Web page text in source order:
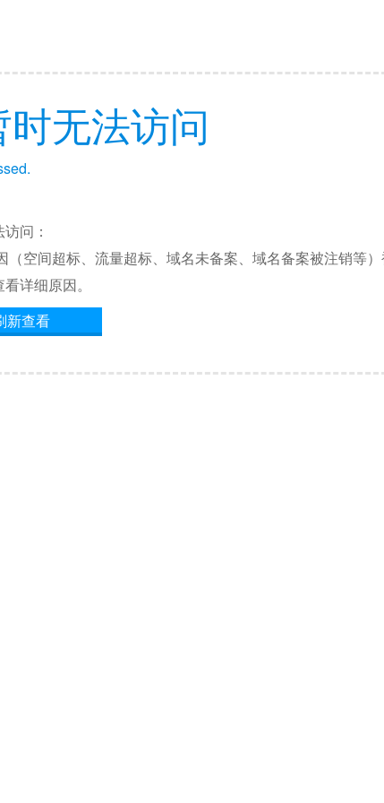
无法访问
问：
空间超标、流量超标、域名未备案、域名备案被注销等）
看详细原因。
新查看